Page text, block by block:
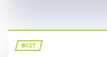
8027